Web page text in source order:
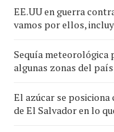
EE.UU en guerra
vamos por ellos,
Sequía meteorológica
algunas zonas del país
El azúcar se
de El Salvador en lo